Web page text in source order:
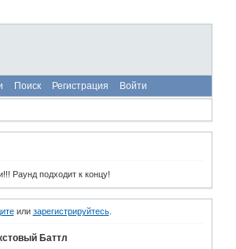
Поиск Регистрация Войти
Раунд подходит к концу!
или зарегистрируйтесь.
Баттл